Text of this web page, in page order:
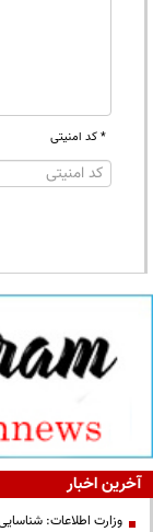
* کد امنیتی
آخرین اخبار